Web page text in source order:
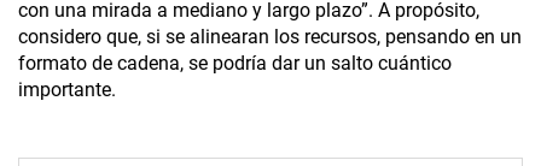
con una mirada a mediano y largo plazo”. A propósito,
considero que, si se alinearan los recursos, pensando en un
formato de cadena, se podría dar un salto cuántico
importante.